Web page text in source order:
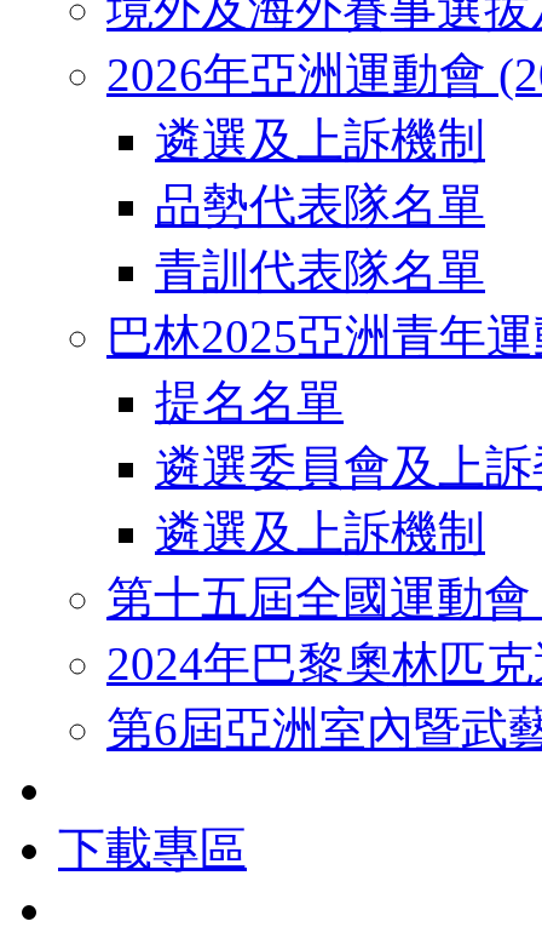
2026年亞洲運動會
遴選及上訴機制
品勢代表隊名單
青訓代表隊名單
巴林2025亞洲青年
提名名單
遴選委員會及上
遴選及上訴機制
第十五屆全國運動
2024年巴黎奧林匹
第6屆亞洲室內暨武
下載專區